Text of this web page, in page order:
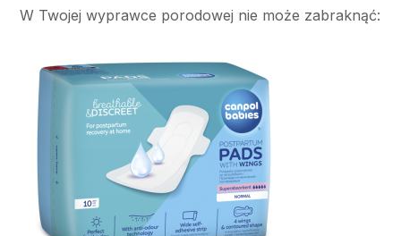
W Twojej wyprawce porodowej nie może zabraknąć: